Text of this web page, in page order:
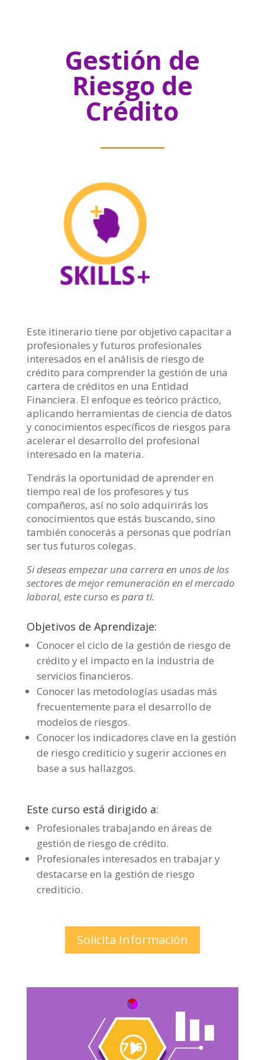
Gestión de
Riesgo de
Crédito
Este itinerario tiene por objetivo capacitar a
profesionales y futuros profesionales
interesados en el análisis de riesgo de
crédito para comprender la gestión de una
cartera de créditos en una Entidad
Financiera. El enfoque es teórico práctico,
aplicando herramientas de ciencia de datos
y conocimientos específicos de riesgos para
acelerar el desarrollo del profesional
interesado en la materia.
Tendrás la oportunidad de aprender en
tiempo real de los profesores y tus
compañeros, así no solo adquirirás los
conocimientos que estás buscando, sino
también conocerás a personas que podrían
ser tus futuros colegas.
Si deseas empezar una carrera en unos de los
sectores de mejor remuneración en el mercado
laboral, este curso es para ti.
Objetivos de Aprendizaje:
Conocer el ciclo de la gestión de riesgo de
crédito y el impacto en la industria de
servicios financieros.
Conocer las metodologías usadas más
frecuentemente para el desarrollo de
modelos de riesgos.
Conocer los indicadores clave en la gestión
de riesgo crediticio y sugerir acciones en
base a sus hallazgos.
Este curso está dirigido a:
Profesionales trabajando en áreas de
gestión de riesgo de crédito.
Profesionales interesados en trabajar y
destacarse en la gestión de riesgo
crediticio.
Solicita Información